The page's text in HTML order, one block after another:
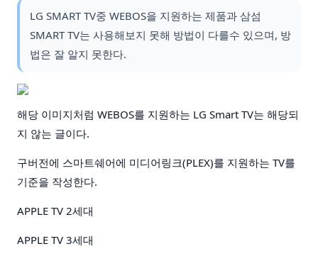
LG SMART TV중 WEBOS을 지원하는 제품과 삼섬
SMART TV는 사용해보지 못해 방법이 다를수 있으며, 방
법은 잘 알지 못한다.
해당 이미지처럼 WEBOS를 지원하는 LG Smart TV는 해당되
지 않는 글이다.
구버전에 스마트쉐어에 미디어링크(PLEX)를 지원하는 TV를
기준을 작성한다.
APPLE TV 2세대
APPLE TV 3세대